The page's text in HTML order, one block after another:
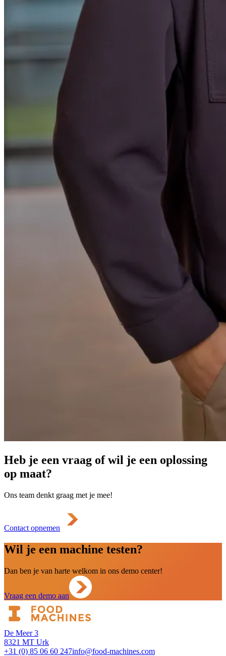
Heb je een vraag of wil je een oplossing
op maat?
Ons team denkt graag met je mee!
Contact opnemen
Wil je een machine testen?
Dan ben je van harte welkom in ons demo center!
Vraag een demo aan
De Meer 3
8321 MT Urk
+31 (0) 85 06 60 247info@food-machines.com